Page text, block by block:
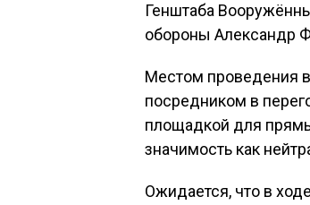
Генштаба
обороны Александр
Местом проведения
посредником в
площадкой для
значимость как
Ожидается, что в